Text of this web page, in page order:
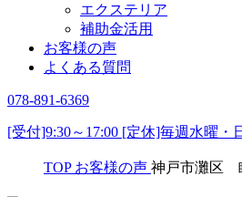
エクステリア
補助金活用
お客様の声
よくある質問
078-891-6369
[受付]9:30～17:00 [定休]毎週水曜・
TOP お客様の声 神戸市灘区